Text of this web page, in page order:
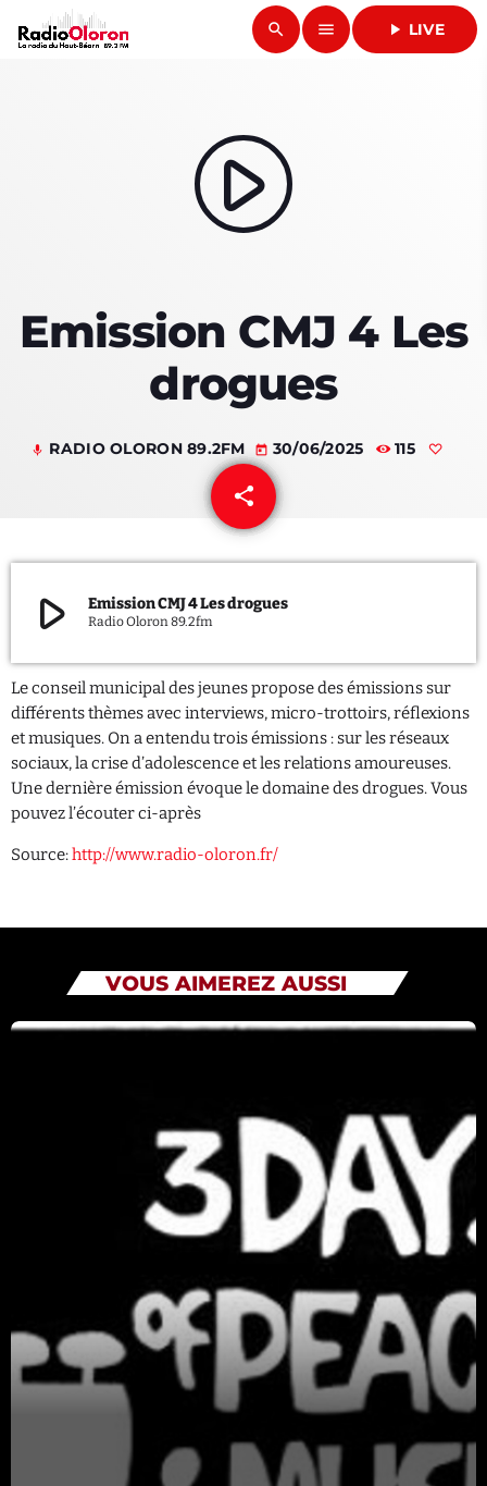
search menu play_arrow LIVE
close
RADIO OLORON
PROGRAMMES & ÉMISSIONS
TITRES DIFFUSÉS
QUI SOMMES NOUS ?
ADHÉRER OU SOUTENIR
Archives
juillet 2026
octobre 2025
Catégories
ÉMISSIONS À VENIR
Informations
10:00 - 10:10
10:10 - 11:00
play_arrow
Emission CMJ 4 Les
drogues
mic RADIO OLORON 89.2FM today 30/06/2025 115
share
email
play_arrow Emission CMJ 4 Les drogues
Radio Oloron 89.2fm
Le conseil municipal des jeunes propose des émissions sur
différents thèmes avec interviews, micro-trottoirs, réflexions
et musiques. On a entendu trois émissions : sur les réseaux
sociaux, la crise d’adolescence et les relations amoureuses.
Une dernière émission évoque le domaine des drogues. Vous
pouvez l’écouter ci-après
Source:http://www.radio-oloron.fr/
VOUS AIMEREZ AUSSI